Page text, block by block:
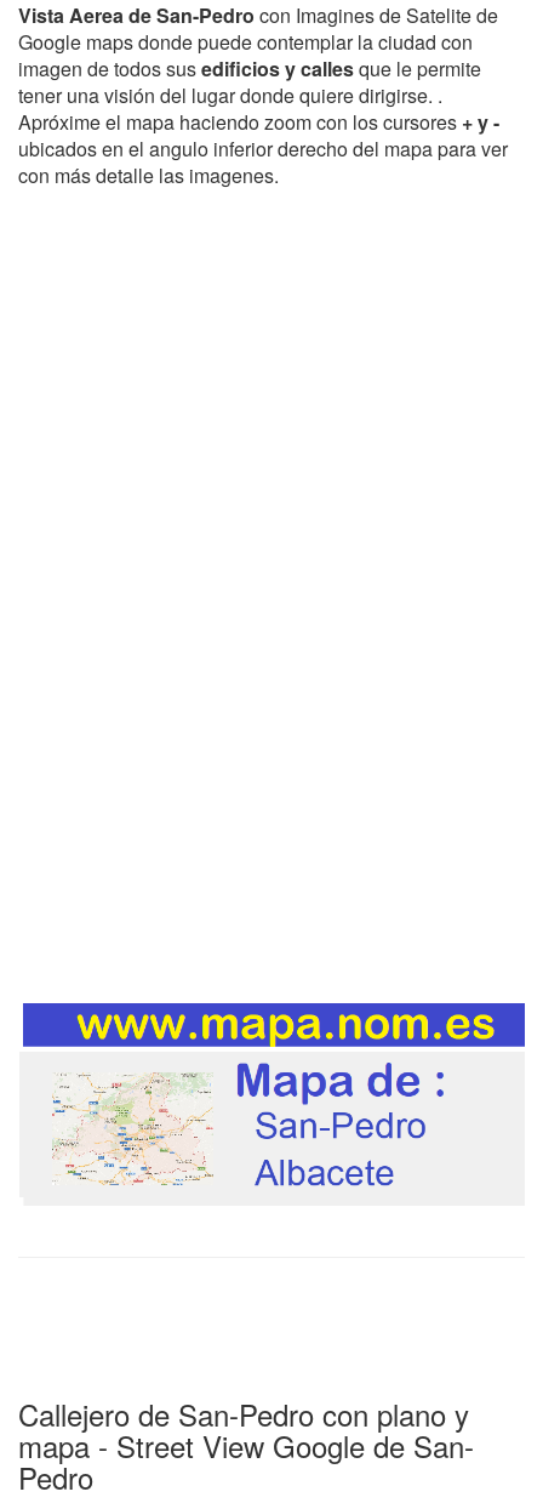
Vista Aerea de San-Pedro con Imagines de Satelite de
Google maps donde puede contemplar la ciudad con
imagen de todos susedificios y callesque le permite
tener una visión del lugar donde quiere dirigirse. .
Apróxime el mapa haciendo zoom con los cursores + y -
ubicados en el angulo inferior derecho del mapa para ver
con más detalle las imagenes.
Callejero de San-Pedro con plano y
mapa - Street View Google de San-
Pedro